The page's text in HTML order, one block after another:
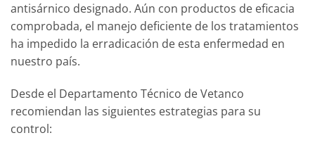
antisárnico designado. Aún con productos de eficacia
comprobada, el manejo deficiente de los tratamientos
ha impedido la erradicación de esta enfermedad en
nuestro país.
Desde el Departamento Técnico de Vetanco
recomiendan las siguientes estrategias para su
control: